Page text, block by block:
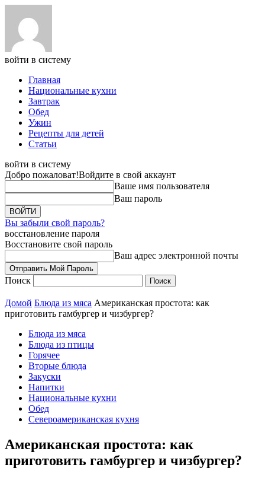
войти в систему
Главная
Национальные кухни
Завтрак
Обед
Ужин
Рецепты для детей
Статьи
войти в систему
Добро пожаловат!Войдите в свой аккаунт
Ваше имя пользователя
Ваш пароль
Вы забыли свой пароль?
восстановление пароля
Восстановите свой пароль
Ваш адрес электронной почты
Поиск
Домой Блюда из мяса Американская простота: как
приготовить гамбургер и чизбургер?
Блюда из мяса
Блюда из птицы
Горячее
Вторые блюда
Закуски
Напитки
Национальные кухни
Обед
Североамериканская кухня
Американская простота: как
приготовить гамбургер и чизбургер?